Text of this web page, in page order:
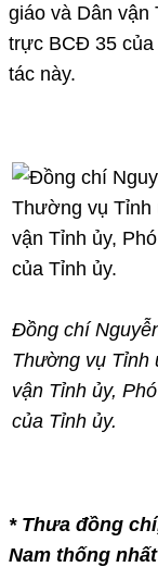
giáo và Dân vận
trực BCĐ 35 của
tác này.
Đồng chí
Thường vụ Tỉnh
vận Tỉnh ủy,
của Tỉnh ủy.
* Thưa đồng
Nam thống